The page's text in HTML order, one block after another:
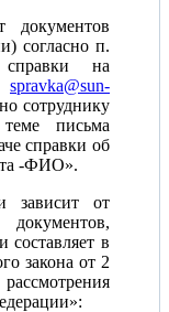
документов
согласно п.
на
spravka@sun-
сотруднику
письма
справки об
-ФИО».
зависит от
в
закона от 2